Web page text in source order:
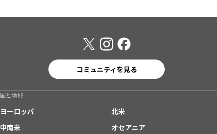
コミュニティを見る
国と地域
ヨーロッパ
北米
中南米
オセアニア